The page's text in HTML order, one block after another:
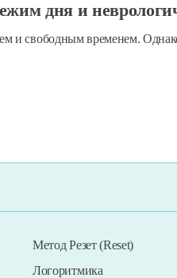
(ESDM)
дня и
и свободным временем.
Метод Резет (Reset)
Логоритмика